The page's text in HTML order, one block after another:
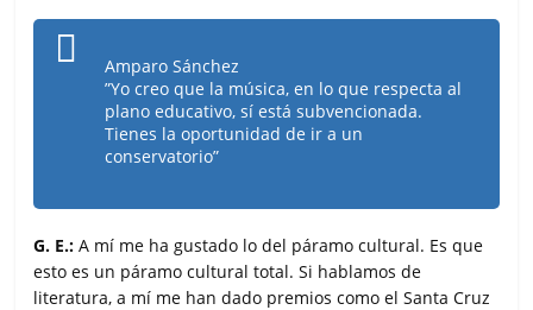
Amparo Sánchez
”Yo creo que la música, en lo que respecta al
plano educativo, sí está subvencionada.
Tienes la oportunidad de ir a un
conservatorio”
G. E.:A mí me ha gustado lo del páramo cultural. Es que
esto es un páramo cultural total. Si hablamos de
literatura, a mí me han dado premios como el Santa Cruz